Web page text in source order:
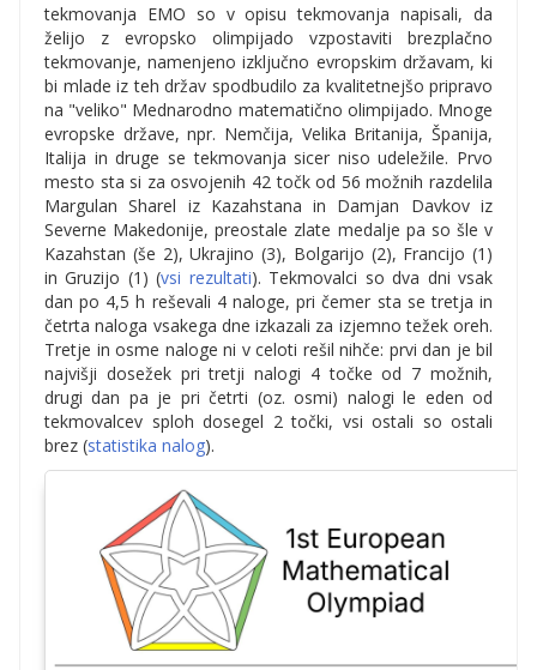
tekmovanja EMO so v opisu tekmovanja napisali, da
želijo z evropsko olimpijado vzpostaviti brezplačno
tekmovanje, namenjeno izključno evropskim državam, ki
bi mlade iz teh držav spodbudilo za kvalitetnejšo pripravo
na "veliko" Mednarodno matematično olimpijado. Mnoge
evropske države, npr. Nemčija, Velika Britanija, Španija,
Italija in druge se tekmovanja sicer niso udeležile. Prvo
mesto sta si za osvojenih 42 točk od 56 možnih razdelila
Margulan Sharel iz Kazahstana in Damjan Davkov iz
Severne Makedonije, preostale zlate medalje pa so šle v
Kazahstan (še 2), Ukrajino (3), Bolgarijo (2), Francijo (1)
in Gruzijo (1) (vsi rezultati). Tekmovalci so dva dni vsak
dan po 4,5 h reševali 4 naloge, pri čemer sta se tretja in
četrta naloga vsakega dne izkazali za izjemno težek oreh.
Tretje in osme naloge ni v celoti rešil nihče: prvi dan je bil
najvišji dosežek pri tretji nalogi 4 točke od 7 možnih,
drugi dan pa je pri četrti (oz. osmi) nalogi le eden od
tekmovalcev sploh dosegel 2 točki, vsi ostali so ostali
brez (statistika nalog).